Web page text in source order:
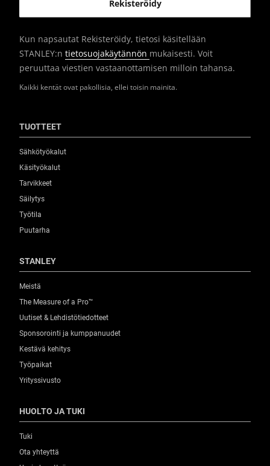
Kaikki kentät ovat pakollisia, ellei toisin mainita.
Kun napsautat Rekisteröidy, tietosi käsitellään
STANLEY:n tietosuojakäytännön mukaisesti. Voit
peruuttaa viestien vastaanottamisen milloin tahansa.
TUOTTEET
Sähkötyökalut
Käsityökalut
Tarvikkeet
Säilytys
Työtila
Puutarha
STANLEY
Meistä
The Measure of a Pro™
Uutiset & Lehdistötiedotteet
Sponsorointi ja kumppanuudet
Kestävä kehitys
Työpaikat
Yrityssivusto
HUOLTO JA TUKI
Tuki
Ota yhteyttä